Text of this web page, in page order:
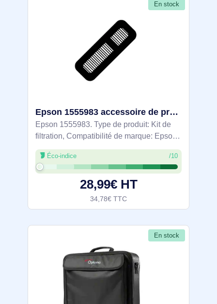
En stock
Epson 1555983 accessoire de projecteur Kit de filtration
Epson 1555983. Type de produit: Kit de
filtration, Compatibilité de marque: Epson,
Compatibilité: Home Cinema 3200, Home
Cinema 3900, Home Cinema 5040UB,
Home Cinema 5040UBe, PowerLite Home
Éco-indice /10
28,99€ HT
34,78€ TTC
En stock